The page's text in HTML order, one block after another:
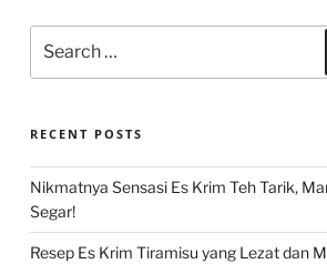
for:
RECENT POSTS
Nikmatnya Sensasi Es Krim Teh Tarik,
Segar!
Resep Es Krim Tiramisu yang Lezat dan